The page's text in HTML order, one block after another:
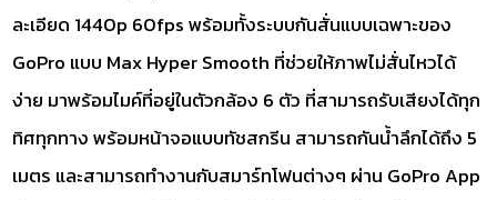
ละเอียด 1440p 60fps พร้อมทั้งระบบกันสั่นแบบเฉพาะของ
GoPro แบบ Max Hyper Smooth ที่ช่วยให้ภาพไม่สั่นไหวได้
ง่าย มาพร้อมไมค์ที่อยู่ในตัวกล้อง 6 ตัว ที่สามารถรับเสียงได้ทุก
ทิศทุกทาง พร้อมหน้าจอแบบทัชสกรีน สามารถกันน้ำลึกได้ถึง 5
เมตร และสามารถทำงานกับสมาร์ทโฟนต่างๆ ผ่าน GoPro App